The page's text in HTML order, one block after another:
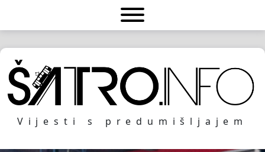
Vijesti s predumišljajem